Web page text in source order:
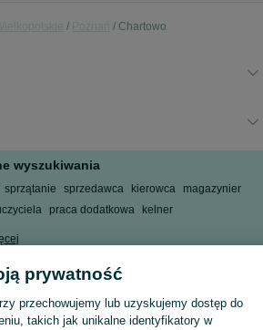
Chartowo
wyszukiwania
sprzątanie sprzedawca kierowca
magazynier
praca dodatkowa kelner
wielkopolskiego
rynku pracy
prywatność
przechowujemy lub uzyskujemy dostęp do
takich jak unikalne identyfikatory w